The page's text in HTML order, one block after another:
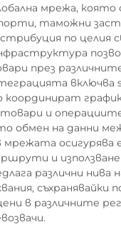
мрежа, която
таможни
по целия
през
включва
координират
и
обмен на данни
осигурява
и
различни нива
съхранявайки
в различните